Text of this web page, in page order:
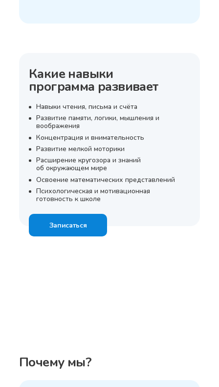
Какие навыки
программа развивает
Навыки чтения, письма и счёта
Развитие памяти, логики, мышления и
воображения
Концентрация и внимательность
Развитие мелкой моторики
Расширение кругозора и знаний
об окружающем мире
Освоение математических представлений
Психологическая и мотивационная
готовность к школе
Записаться
Почему мы?